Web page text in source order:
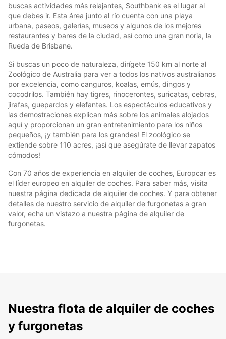
buscas actividades más relajantes, Southbank es el lugar al
que debes ir. Esta área junto al río cuenta con una playa
urbana, paseos, galerías, museos y algunos de los mejores
restaurantes y bares de la ciudad, así como una gran noria, la
Rueda de Brisbane.
Si buscas un poco de naturaleza, dirígete 150 km al norte al
Zoológico de Australia para ver a todos los nativos australianos
por excelencia, como canguros, koalas, emús, dingos y
cocodrilos. También hay tigres, rinocerontes, suricatas, cebras,
jirafas, guepardos y elefantes. Los espectáculos educativos y
las demostraciones explican más sobre los animales alojados
aquí y proporcionan un gran entretenimiento para los niños
pequeños, ¡y también para los grandes! El zoológico se
extiende sobre 110 acres, ¡así que asegúrate de llevar zapatos
cómodos!
Con 70 años de experiencia en alquiler de coches, Europcar es
el líder europeo en alquiler de coches. Para saber más, visita
nuestra página dedicada de alquiler de coches. Y para obtener
detalles de nuestro servicio de alquiler de furgonetas a gran
valor, echa un vistazo a nuestra página de alquiler de
furgonetas.
Nuestra flota de alquiler de coches
y furgonetas